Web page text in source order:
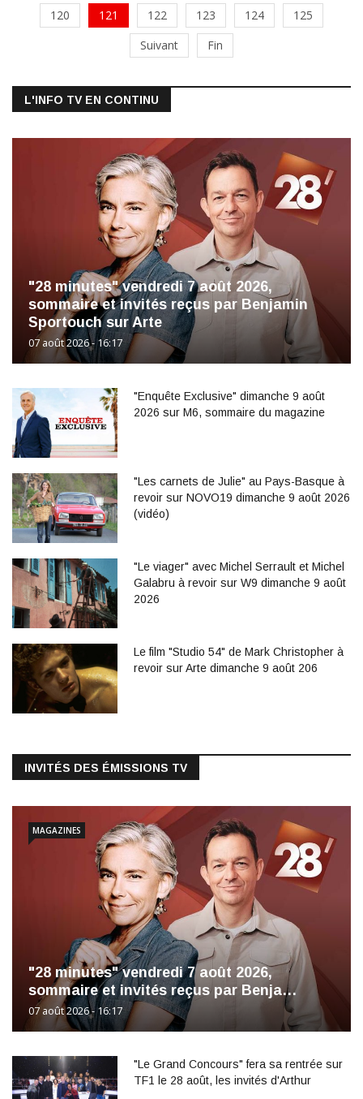
120
121 122 123 124
125
Suivant
Fin
L'INFO TV EN CONTINU
"28 minutes" vendredi 7 août 2026,
sommaire et invités reçus par Benjamin
Sportouch sur Arte
07 août 2026 - 16:17
"Enquête Exclusive" dimanche 9 août
2026 sur M6, sommaire du magazine
"Les carnets de Julie" au Pays-Basque à
revoir sur NOVO19 dimanche 9 août 2026
(vidéo)
"Le viager" avec Michel Serrault et Michel
Galabru à revoir sur W9 dimanche 9 août
2026
Le film "Studio 54" de Mark Christopher à
revoir sur Arte dimanche 9 août 206
INVITÉS DES ÉMISSIONS TV
"28 minutes" vendredi 7 août 2026,
sommaire et invités reçus par Benja…
07 août 2026 - 16:17
MAGAZINES
"Le Grand Concours" fera sa rentrée sur
TF1 le 28 août, les invités d'Arthur